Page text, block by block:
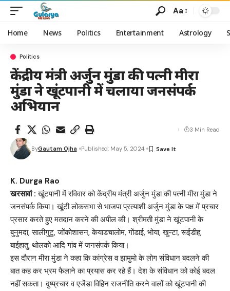
Aa
Home News Politics Entertainment Astrology
Politics
केंद्रीय मंत्री अर्जुन मुंडा की पत्नी मीरा
मुंडा ने खूंटपानी में चलाया जनसंपर्क
अभियान
ByGautam Ojha Published: May 5, 2024
3 Min Read
K. Durga Rao
खरसावां : खूंटपानी में रविवार को केंद्रीय मंत्री अर्जुन मुंडा की पत्नी मीरा मुंडा ने
जनसंपर्क किया। खूंटी लोकसभा से भाजपा प्रत्याशी अर्जुन मुंडा के पक्ष में प्रचार
प्रसार करते हुए मतदान करने की अपील की। श्रीमती मुंडा ने खूंटपानी के
बुनुमदा, सालीगुटु, जोंकोशासन, केयाडचालोम, गोंडाई, भोया, खुन्टा, रूईडीह,
बाईहातु, थोलको आदि गांव में जनसंपर्क किया।
इस दौरान मीरा मुंडा ने कहा कि कांग्रेस व झामुमो के लोग संविधान बदलने की
बात कह कर भ्रम फैलाने का प्रयास कर रहे हैं। देश के संविधान को कोई बदल
नहीं सकता। दुष्प्रचार व एजेंडा विहिन राजनीति करने वालों को खूंटपानी की